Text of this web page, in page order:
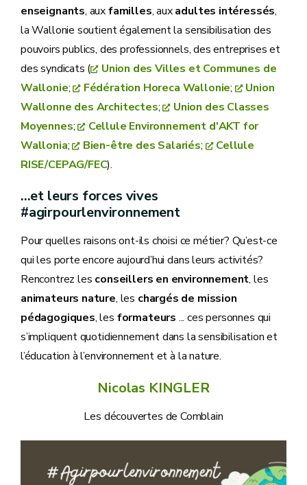
enseignants, auxfamilles, auxadultes intéressés,
la Wallonie soutient également la sensibilisation des
pouvoirs publics, des professionnels, des entreprises et
des syndicats (
Union des Villes et Communes de
Wallonie; Fédération Horeca Wallonie;
Union
Wallonne des Architectes;
Union des Classes
Moyennes;
Cellule Environnement d'AKT for
Wallonia; Bien-être des Salariés;
Cellule
RISE/CEPAG/FEC).
...et leurs forces vives
#agirpourlenvironnement
Pour quelles raisons ont-ils choisi ce métier? Qu’est-ce
qui les porte encore aujourd’hui dans leurs activités?
Rencontrez les conseillers en environnement, les
animateurs nature, les chargés de mission
pédagogiques, les formateurs ... ces personnes qui
s’impliquent quotidiennement dans la sensibilisation et
l’éducation à l’environnement et à la nature.
Nicolas KINGLER
Les découvertes de Comblain